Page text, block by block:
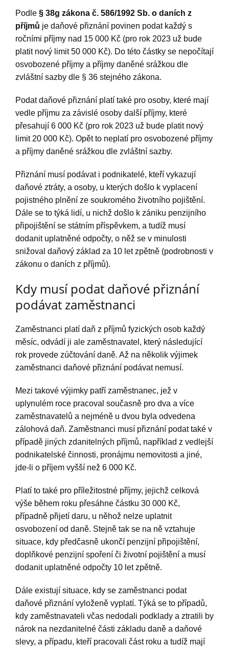
Podle § 38g zákona č. 586/1992 Sb. o daních z
příjmů je daňové přiznání povinen podat každý s
ročními příjmy nad 15 000 Kč (pro rok 2023 už bude
platit nový limit 50 000 Kč). Do této částky se nepočítají
osvobozené příjmy a příjmy daněné srážkou dle
zvláštní sazby dle § 36 stejného zákona.
Podat daňové přiznání platí také pro osoby, které mají
vedle příjmu za závislé osoby další příjmy, které
přesahují 6 000 Kč (pro rok 2023 už bude platit nový
limit 20 000 Kč). Opět to neplatí pro osvobozené příjmy
a příjmy daněné srážkou dle zvláštní sazby.
Přiznání musí podávat i podnikatelé, kteří vykazují
daňové ztráty, a osoby, u kterých došlo k vyplacení
pojistného plnění ze soukromého životního pojištění.
Dále se to týká lidí, u nichž došlo k zániku penzijního
připojištění se státním příspěvkem, a tudíž musí
dodanit uplatněné odpočty, o něž se v minulosti
snižoval daňový základ za 10 let zpětně (podrobnosti v
zákonu o daních z příjmů).
Kdy musí podat daňové přiznání
podávat zaměstnanci
Zaměstnanci platí daň z příjmů fyzických osob každý
měsíc, odvádí ji ale zaměstnavatel, který následující
rok provede zúčtování daně. Až na několik výjimek
zaměstnanci daňové přiznání podávat nemusí.
Mezi takové výjimky patří zaměstnanec, jež v
uplynulém roce pracoval současně pro dva a více
zaměstnavatelů a nejméně u dvou byla odvedena
zálohová daň. Zaměstnanci musí přiznání podat také v
případě jiných zdanitelných příjmů, například z vedlejší
podnikatelské činnosti, pronájmu nemovitosti a jiné,
jde-li o příjem vyšší než 6 000 Kč.
Platí to také pro příležitostné příjmy, jejichž celková
výše během roku přesáhne částku 30 000 Kč,
případně přijetí daru, u něhož nelze uplatnit
osvobození od daně. Stejně tak se na ně vztahuje
situace, kdy předčasně ukončí penzijní připojištění,
doplňkové penzijní spoření či životní pojištění a musí
dodanit uplatněné odpočty 10 let zpětně.
Dále existují situace, kdy se zaměstnanci podat
daňové přiznání vyloženě vyplatí. Týká se to případů,
kdy zaměstnavateli včas nedodali podklady a ztratili by
nárok na nezdanitelné části základu daně a daňové
slevy, a případu, kteří pracovali část roku a tudíž mají